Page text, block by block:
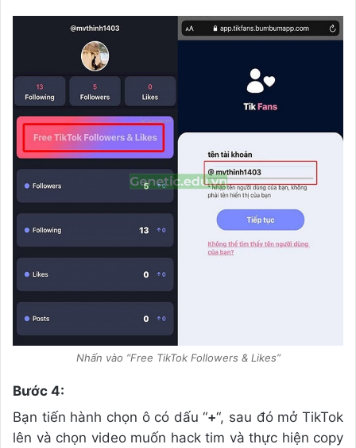
Nhấn vào “Free TikTok Followers & Likes”
Bước 4:
Bạn tiến hành chọn ô có dấu “+“, sau đó mở TikTok
lên và chọn video muốn hack tim và thực hiện copy